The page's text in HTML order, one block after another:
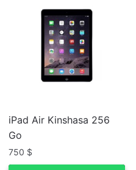
iPad Air Kinshasa 256
Go
750 $